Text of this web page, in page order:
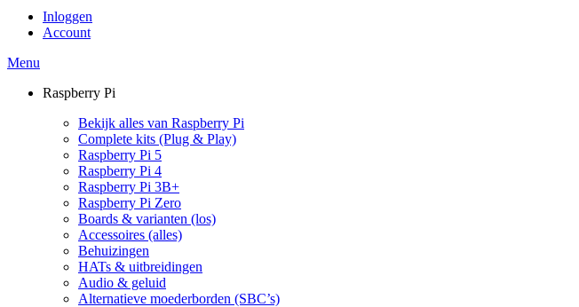
Inloggen
Account
Menu
Raspberry Pi
Bekijk alles van Raspberry Pi
Complete kits (Plug & Play)
Raspberry Pi 5
Raspberry Pi 4
Raspberry Pi 3B+
Raspberry Pi Zero
Boards & varianten (los)
Accessoires (alles)
Behuizingen
HATs & uitbreidingen
Audio & geluid
Alternatieve moederborden (SBC’s)